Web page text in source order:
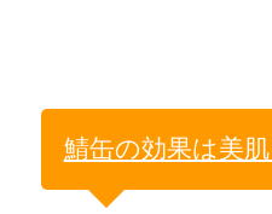
鯖缶の効果は美